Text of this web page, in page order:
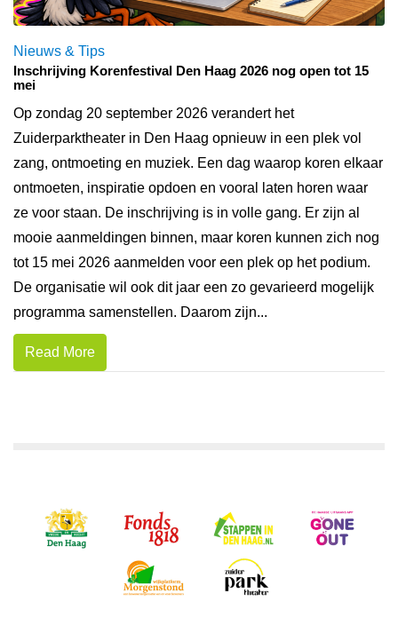
Nieuws & Tips
Inschrijving Korenfestival Den Haag 2026 nog open tot 15
mei
Op zondag 20 september 2026 verandert het
Zuiderparktheater in Den Haag opnieuw in een plek vol
zang, ontmoeting en muziek. Een dag waarop koren elkaar
ontmoeten, inspiratie opdoen en vooral laten horen waar
ze voor staan. De inschrijving is in volle gang. Er zijn al
mooie aanmeldingen binnen, maar koren kunnen zich nog
tot 15 mei 2026 aanmelden voor een plek op het podium.
De organisatie wil ook dit jaar een zo gevarieerd mogelijk
programma samenstellen. Daarom zijn...
Read More